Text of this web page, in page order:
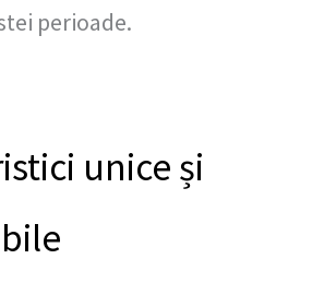
perioade.
unice și